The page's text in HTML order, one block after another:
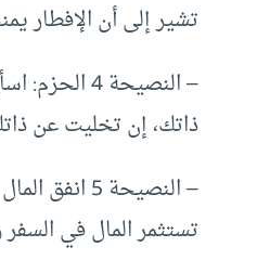
تشير إلى أن الإفطار
– النصيحة
ذاتك، إن تخليت عن
تستثمر المال في السفر